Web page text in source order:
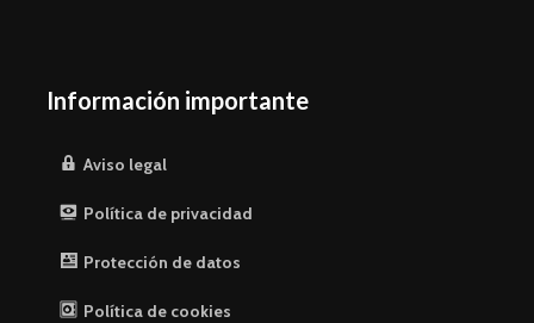
Información importante
Aviso legal
Política de privacidad
Protección de datos
Política de cookies